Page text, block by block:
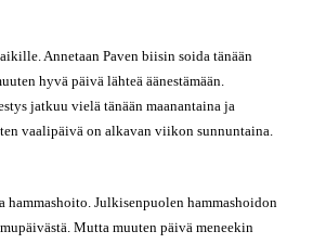
Annetaan Paven biisin soida tänään
hyvä päivä lähteä äänestämään.
jatkuu vielä tänään maanantaina ja
vaalipäivä on alkavan viikon sunnuntaina.
hammashoito. Julkisenpuolen hammashoidon
Mutta muuten päivä meneekin